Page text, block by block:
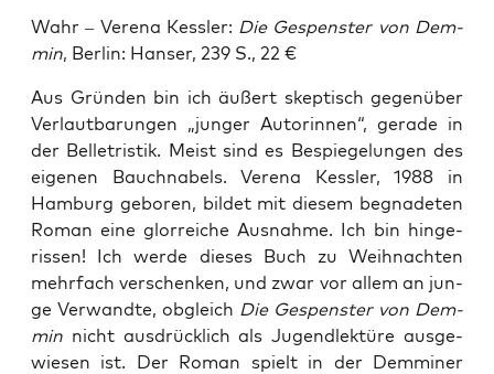
Wahr – Vere­na Kess­ler: Die Gespens­ter von Dem­
min, Ber­lin: Han­ser, 239 S., 22 €
Aus Grün­den bin ich äußert skep­tisch gegen­über
Ver­laut­ba­run­gen „jun­ger Autorin­nen“, gera­de in
der Bel­le­tris­tik. Meist sind es Bespie­ge­lun­gen des
eige­nen Bauch­na­bels. Vere­na Kess­ler, 1988 in
Ham­burg gebo­ren, bil­det mit die­sem begna­de­ten
Roman eine glor­rei­che Aus­nah­me. Ich bin hin­ge­
ris­sen! Ich wer­de die­ses Buch zu Weih­nach­ten
mehr­fach ver­schen­ken, und zwar vor allem an jun­
ge Ver­wand­te, obgleich Die Gespens­ter von Dem­
min nicht aus­drück­lich als Jugend­lek­tü­re aus­ge­
wie­sen ist. Der Roman spielt in der Dem­mi­ner